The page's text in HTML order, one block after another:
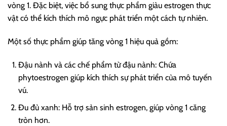
vòng 1. Đặc biệt, việc bổ sung thực phẩm giàu estrogen thực
vật có thể kích thích mô ngực phát triển một cách tự nhiên.
Một số thực phẩm giúp tăng vòng 1 hiệu quả gồm:
Đậu nành và các chế phẩm từ đậu nành: Chứa
phytoestrogen giúp kích thích sự phát triển của mô tuyến
vú.
Đu đủ xanh: Hỗ trợ sản sinh estrogen, giúp vòng 1 căng
tròn hơn.